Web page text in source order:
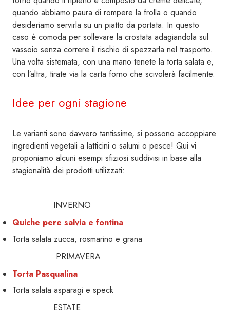
quando abbiamo paura di rompere la frolla o quando
desideriamo servirla su un piatto da portata. In questo
caso è comoda per sollevare la crostata adagiandola sul
vassoio senza correre il rischio di spezzarla nel trasporto.
Una volta sistemata, con una mano tenete la torta salata e,
con l’altra, tirate via la carta forno che scivolerà facilmente.
Idee per ogni stagione
Le varianti sono davvero tantissime, si possono accoppiare
ingredienti vegetali a latticini o salumi o pesce! Qui vi
proponiamo alcuni esempi sfiziosi suddivisi in base alla
stagionalità dei prodotti utilizzati:
INVERNO
Quiche pere salvia e fontina
Torta salata zucca, rosmarino e grana
PRIMAVERA
Torta Pasqualina
Torta salata asparagi e speck
ESTATE